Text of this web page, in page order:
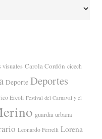
visuales Carola Cordón cicech
Deporte Deportes
Ercoli Festival del Carnaval y el
guardia urbana
Leonardo Ferrelli Lorena